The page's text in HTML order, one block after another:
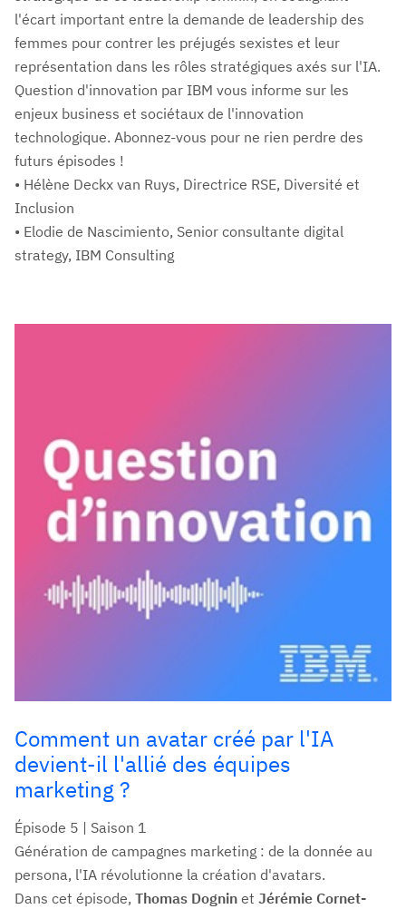
l'écart important entre la demande de leadership des
femmes pour contrer les préjugés sexistes et leur
représentation dans les rôles stratégiques axés sur l'IA.
Question d'innovation par IBM vous informe sur les
enjeux business et sociétaux de l'innovation
technologique. Abonnez-vous pour ne rien perdre des
futurs épisodes !
• Hélène Deckx van Ruys, Directrice RSE, Diversité et
Inclusion
• Elodie de Nascimiento, Senior consultante digital
strategy, IBM Consulting
Comment un avatar créé par l'IA
devient-il l'allié des équipes
marketing ?
Épisode 5 | Saison 1
Génération de campagnes marketing : de la donnée au
persona, l'IA révolutionne la création d'avatars.
Dans cet épisode, Thomas Dognin et Jérémie Cornet-